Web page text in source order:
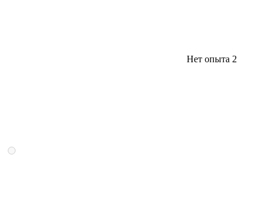
Нет опыта 2